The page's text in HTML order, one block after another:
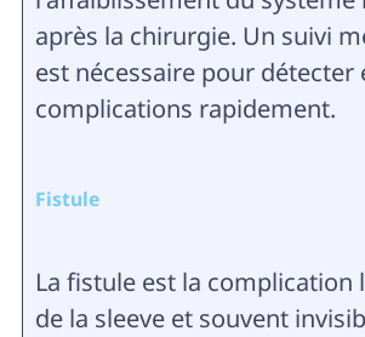
après la chirurgie. Un suivi
est nécessaire pour détecter
complications rapidement.
Fistule
La fistule est la complication
de la sleeve et souvent